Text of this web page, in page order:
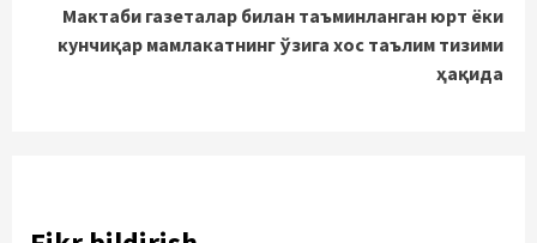
Мактаби газеталар билан таъминланган юрт ёки
кунчиқар мамлакатнинг ўзига хос таълим тизими
ҳақида